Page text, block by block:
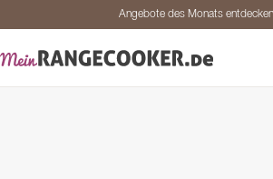
Angebote des Monats